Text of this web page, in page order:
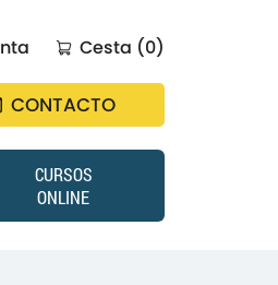
Cesta (0)
CONTACTO
CURSOS
ONLINE